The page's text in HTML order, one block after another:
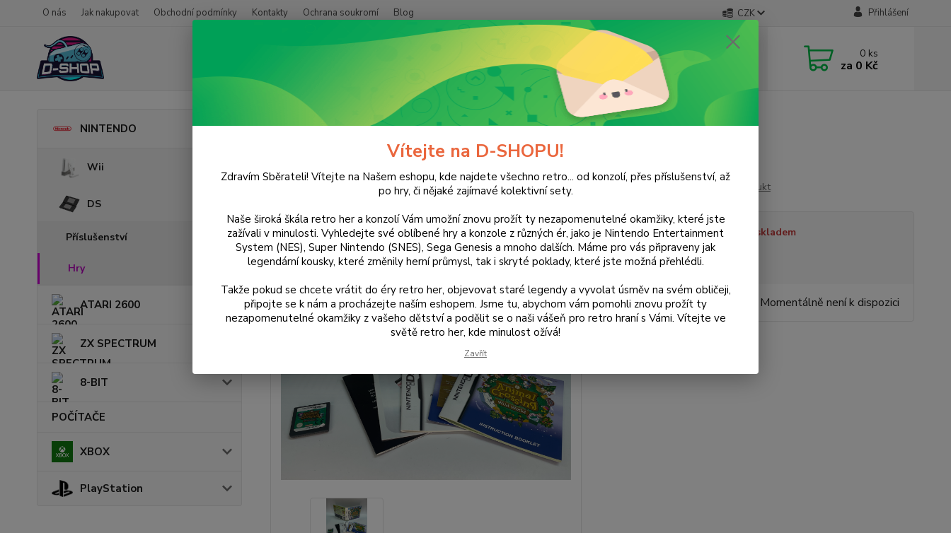
O nás Jak nakupovat Obchodní podmínky Kontakty Ochrana soukromí Blog CZK Přihlášení
Nevíte si rady? Zavolejte.
+420 733 751 266
(Po-Pá, 15:00-20:00 hod.)
0 ks
za 0 Kč
NINTENDO
Wii
DS
Příslušenství
Hry
ATARI 2600
ZX SPECTRUM
8-BIT
POČÍTAČE
XBOX
PlayStation
NINTENDO DS Animal Crossing: Wild World
Animal Crossing: Wild World
Ohodnotit produkt
Dostupnost Není skladem
Nejsme plátci DPH
500 Kč /ks Momentálně není k dispozici
Vítejte na D-SHOPU!
Zdravím Sběrateli! Vítejte na Našem eshopu, kde najdete všechno retro... od konzolí, přes příslušenství, až
po hry, či nějaké zajímavé kolektivní sety.
Naše široká škála retro her a konzolí Vám umožní znovu prožít ty nezapomenutelné okamžiky, které jste
zažívali v minulosti. Vyhledejte své oblíbené hry a konzole z různých ér, jako je Nintendo Entertainment
System (NES), Super Nintendo (SNES), Sega Genesis a mnoho dalších. Máme pro vás připraveny jak
legendární kousky, které změnily herní průmysl, tak i skryté poklady, které jste možná přehlédli.
Takže pokud se chcete vrátit do éry retro her, objevovat staré legendy a vyvolat úsměv na svém obličeji,
připojte se k nám a procházejte naším eshopem. Jsme tu, abychom vám pomohli znovu prožít ty
nezapomenutelné okamžiky z vašeho dětství a podělit se o naši vášeň pro retro hraní s Vámi. Vítejte ve
světě retro her, kde minulost ožívá!
Zavřít